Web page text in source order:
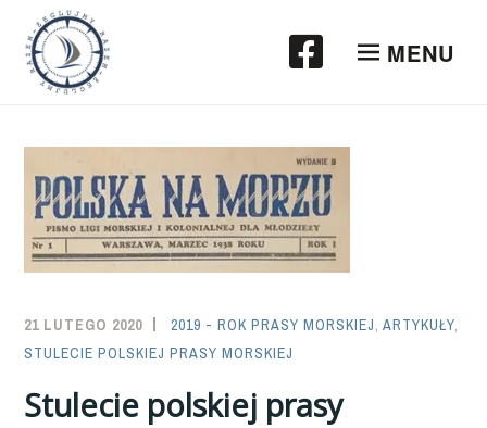
Przeskocz
treści
MENU
21 LUTEGO 2020
SAILOR-
ADMIN
2019 - ROK PRASY MORSKIEJ,ARTYKUŁY,
STULECIE POLSKIEJ PRASY MORSKIEJ
Stulecie polskiej prasy